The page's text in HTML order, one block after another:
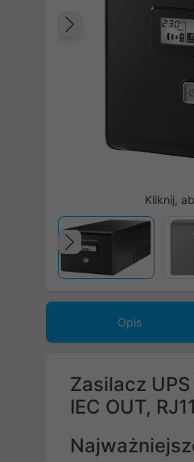
Poprzedni
Kliknij,
Poprzedni
Opis
Zasilacz
IEC OUT,